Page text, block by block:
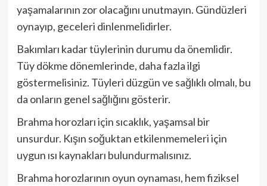
yaşamalarının zor olacağını unutmayın. Gündüzleri
oynayıp, geceleri dinlenmelidirler.
Bakımları kadar tüylerinin durumu da önemlidir.
Tüy dökme dönemlerinde, daha fazla ilgi
göstermelisiniz. Tüyleri düzgün ve sağlıklı olmalı, bu
da onların genel sağlığını gösterir.
Brahma horozları için sıcaklık, yaşamsal bir
unsurdur. Kışın soğuktan etkilenmemeleri için
uygun ısı kaynakları bulundurmalısınız.
Brahma horozlarının oyun oynaması, hem fiziksel